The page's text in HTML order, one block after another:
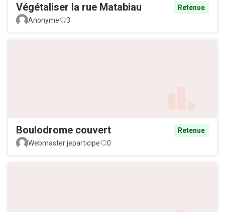
Végétaliser la rue Matabiau
Retenue
Anonyme
3
Boulodrome couvert
Retenue
Webmaster jeparticipe
0